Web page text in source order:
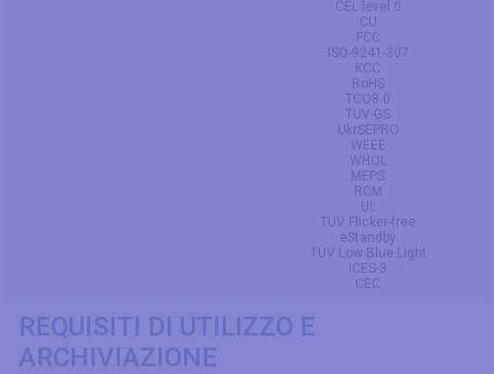
CEL level 0
CU
FCC
ISO-9241-307
KCC
RoHS
TCO8.0
TUV-GS
UkrSEPRO
WEEE
WHQL
MEPS
RCM
UL
TUV Flicker-free
eStandby
TUV Low Blue Light
ICES-3
CEC
REQUISITI DI UTILIZZO E
ARCHIVIAZIONE